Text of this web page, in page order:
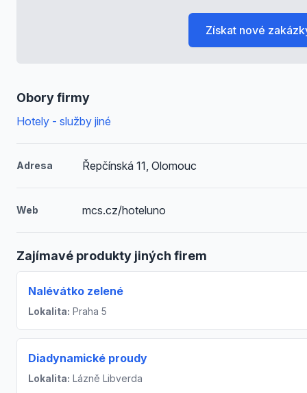
Obory firmy
Hotely - služby jiné
Adresa Řepčínská 11, Olomouc
Web mcs.cz/hoteluno
Zajímavé produkty jiných firem
Nalévátko zelené
Lokalita: Praha 5
Diadynamické proudy
Lokalita: Lázně Libverda
Získat nové